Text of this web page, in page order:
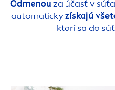
Odmenou za účasť v
automatickyzískajú
ktorí sa do